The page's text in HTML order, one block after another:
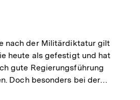
nach der Militärdiktatur gilt
heute als gefestigt und hat
gute Regierungsführung
Doch besonders bei der…